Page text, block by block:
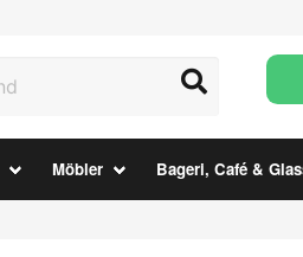
Möbler Bageri, Café &